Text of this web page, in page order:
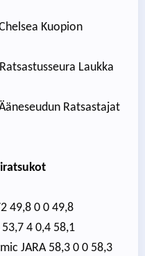
Kuopion
Laukka
Ratsastajat
49,8 0 0 49,8
4 0,4 58,1
JARA 58,3 0 0 58,3